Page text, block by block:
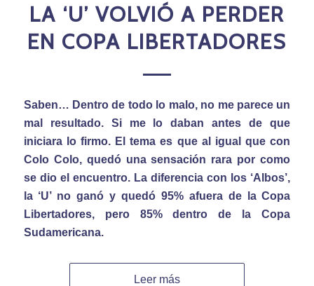
LA ‘U’ VOLVIÓ A PERDER
EN COPA LIBERTADORES
Saben… Dentro de todo lo malo, no me parece un
mal resultado. Si me lo daban antes de que
iniciara lo firmo. El tema es que al igual que con
Colo Colo, quedó una sensación rara por como
se dio el encuentro. La diferencia con los ‘Albos’,
la ‘U’ no ganó y quedó 95% afuera de la Copa
Libertadores, pero 85% dentro de la Copa
Sudamericana.
Leer más